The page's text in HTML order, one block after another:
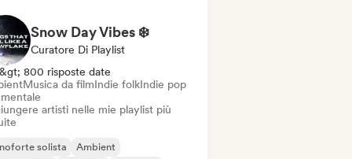
Snow Day Vibes ❄️
Curatore Di Playlist
&gt; 800 risposte date
Musica da filmIndie folkIndie pop
artisti nelle mie playlist più
solista
Ambient